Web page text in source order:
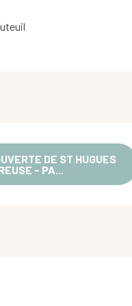
DE ST HUGUES
- PA...